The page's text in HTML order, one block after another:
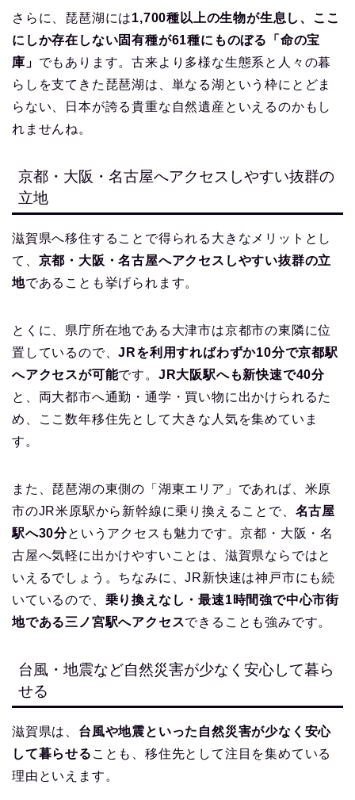
さらに、琵琶湖には1,700種以上の生物が生息し、ここ
にしか存在しない固有種が61種にものぼる「命の宝
庫」 でもあります。古来より多様な生態系と人々の暮
らしを支てきた琵琶湖は、単なる湖という枠にとどま
らない、日本が誇る貴重な自然遺産といえるのかもし
れませんね。
京都・大阪・名古屋へアクセスしやすい抜群の
立地
滋賀県へ移住することで得られる大きなメリットとし
て、 京都・大阪・名古屋へアクセスしやすい抜群の立
地であることも挙げられます。
とくに、県庁所在地である大津市は京都市の東隣に位
置しているので、JRを利用すればわずか10分で京都駅
へアクセスが可能です。 JR大阪駅へも新快速で40分
と、両大都市へ通勤・通学・買い物に出かけられるた
め、ここ数年移住先として大きな人気を集めていま
す。
また、琵琶湖の東側の「湖東エリア」であれば、米原
市のJR米原駅から新幹線に乗り換えることで、 名古屋
駅へ30分というアクセスも魅力です。京都・大阪・名
古屋へ気軽に出かけやすいことは、滋賀県ならではと
いえるでしょう。ちなみに、JR新快速は神戸市にも続
いているので、 乗り換えなし・最速1時間強で中心市街
地である三ノ宮駅へアクセスできることも強みです。
台風・地震など自然災害が少なく安心して暮ら
せる
滋賀県は、 台風や地震といった自然災害が少なく安心
して暮らせる ことも、移住先として注目を集めている
理由といえます。